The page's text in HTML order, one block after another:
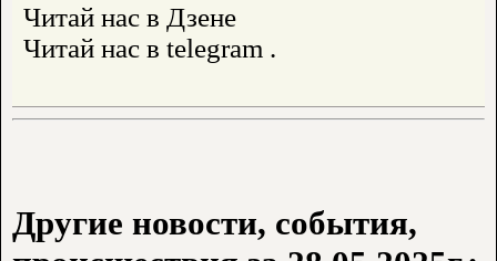
Читай нас в Дзене
Читай нас в telegram .
Другие новости, события,